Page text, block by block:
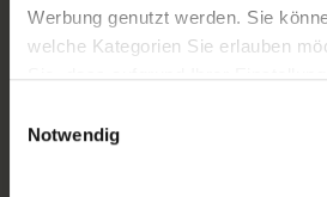
Werbung genutzt werden. Sie
welche Kategorien Sie erlauben
Sie, dass aufgrund Ihrer
Weitere Informationen finden Sie in
Notwendig
Displaygröße: 24,0 Zoll